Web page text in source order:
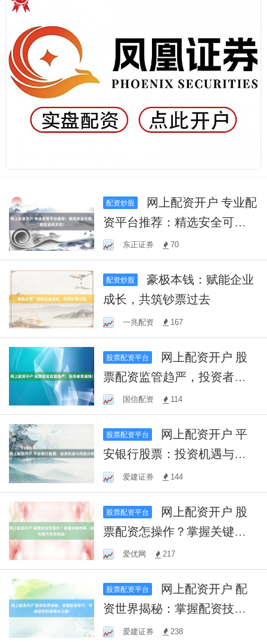
配资炒股
资平台推荐：精选安全可
靠，助您投资无忧！
东正证券 70
配资炒股
豪极本钱：赋能企业
成长，共筑钞票过去
一兆配资 167
股票配资平台
票配资监管趋严，投资者需
谨慎！国信配资 114
股票配资平台
安银行股票：投资机遇与风
险分析爱建证券 144
股票配资平台
票配资怎操作？掌握关键步
骤，轻松提升投资收益！
爱优网 217
股票配资平台
资世界揭秘：掌握配资技
巧，开启您的财富增长之
爱建证券 238